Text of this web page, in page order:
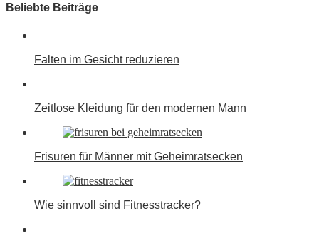
Beliebte Beiträge
Falten im Gesicht reduzieren
Zeitlose Kleidung für den modernen Mann
Frisuren für Männer mit Geheimratsecken
Wie sinnvoll sind Fitnesstracker?